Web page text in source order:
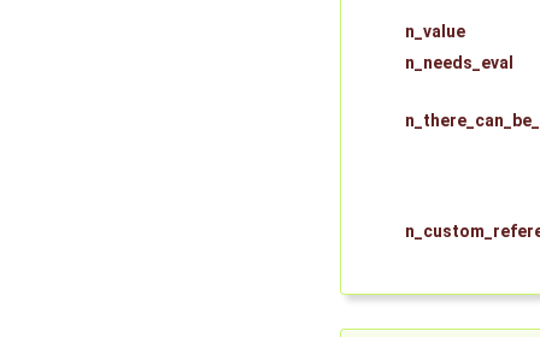
n_value
n_needs_eval